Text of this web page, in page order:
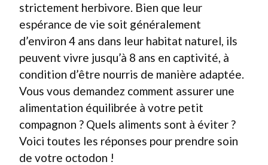
strictement herbivore. Bien que leur
espérance de vie soit généralement
d’environ 4 ans dans leur habitat naturel, ils
peuvent vivre jusqu’à 8 ans en captivité, à
condition d’être nourris de manière adaptée.
Vous vous demandez comment assurer une
alimentation équilibrée à votre petit
compagnon ? Quels aliments sont à éviter ?
Voici toutes les réponses pour prendre soin
de votre octodon !